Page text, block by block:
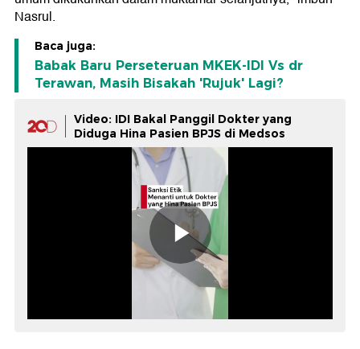
Nasrul.
Baca juga:
Babak Baru Perseteruan MKEK-IDI Vs dr
Terawan, Masih Bisakah 'Rujuk' Lagi?
Video: IDI Bakal Panggil Dokter yang
Diduga Hina Pasien BPJS di Medsos